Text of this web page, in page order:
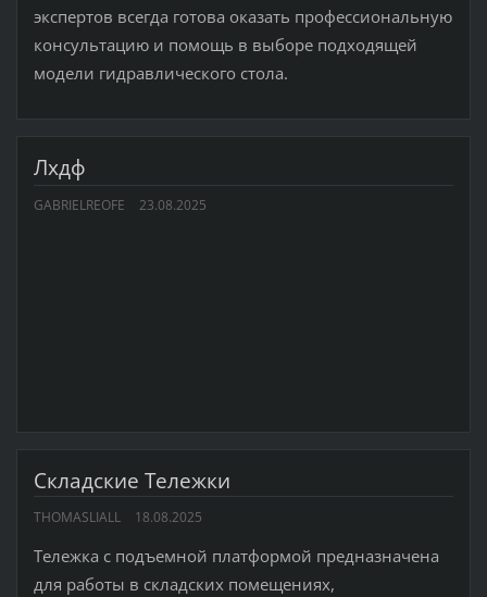
экспертов всегда готова оказать профессиональную
консультацию и помощь в выборе подходящей
модели гидравлического стола.
Лхдф
GABRIELREOFE 23.08.2025
Складские Тележки
THOMASLIALL 18.08.2025
Тележка с подъемной платформой предназначена
для работы в складских помещениях,